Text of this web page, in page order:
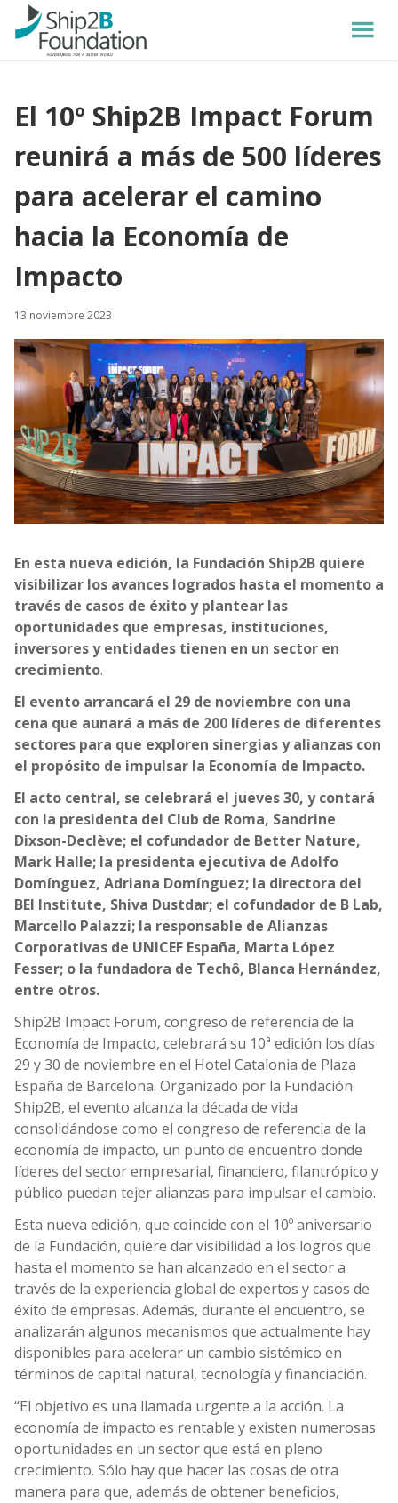
El 10º Ship2B Impact Forum
reunirá a más de 500 líderes
para acelerar el camino
hacia la Economía de
Impacto
13 noviembre 2023
En esta nueva edición, la Fundación Ship2B quiere
visibilizar los avances logrados hasta el momento a
través de casos de éxito y plantear las
oportunidades que empresas, instituciones,
inversores y entidades tienen en un sector en
crecimiento.
El evento arrancará el 29 de noviembre con una
cena que aunará a más de 200 líderes de diferentes
sectores para que exploren sinergias y alianzas con
el propósito de impulsar la Economía de Impacto.
El acto central, se celebrará el jueves 30, y contará
con la presidenta del Club de Roma, Sandrine
Dixson-Declève; el cofundador de Better Nature,
Mark Halle; la presidenta ejecutiva de Adolfo
Domínguez, Adriana Domínguez; la directora del
BEI Institute, Shiva Dustdar; el cofundador de B Lab,
Marcello Palazzi; la responsable de Alianzas
Corporativas de UNICEF España, Marta López
Fesser; o la fundadora de Techô, Blanca Hernández,
entre otros.
Ship2B Impact Forum, congreso de referencia de la
Economía de Impacto, celebrará su 10ª edición los días
29 y 30 de noviembre en el Hotel Catalonia de Plaza
España de Barcelona. Organizado por la Fundación
Ship2B, el evento alcanza la década de vida
consolidándose como el congreso de referencia de la
economía de impacto, un punto de encuentro donde
líderes del sector empresarial, financiero, filantrópico y
público puedan tejer alianzas para impulsar el cambio.
Esta nueva edición, que coincide con el 10º aniversario
de la Fundación, quiere dar visibilidad a los logros que
hasta el momento se han alcanzado en el sector a
través de la experiencia global de expertos y casos de
éxito de empresas. Además, durante el encuentro, se
analizarán algunos mecanismos que actualmente hay
disponibles para acelerar un cambio sistémico en
términos de capital natural, tecnología y financiación.
“El objetivo es una llamada urgente a la acción. La
economía de impacto es rentable y existen numerosas
oportunidades en un sector que está en pleno
crecimiento. Sólo hay que hacer las cosas de otra
manera para que, además de obtener beneficios,